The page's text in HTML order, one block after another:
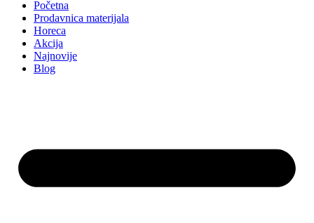
Početna
Prodavnica materijala
Horeca
Akcija
Najnovije
Blog